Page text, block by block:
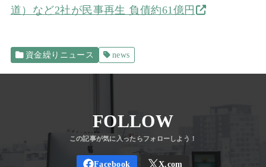
道）など2社が民事再生 負債約61億円
資金繰りニュース news
FOLLOW